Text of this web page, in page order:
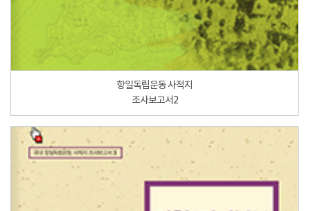
항일독립운동 사적지
조사보고서2